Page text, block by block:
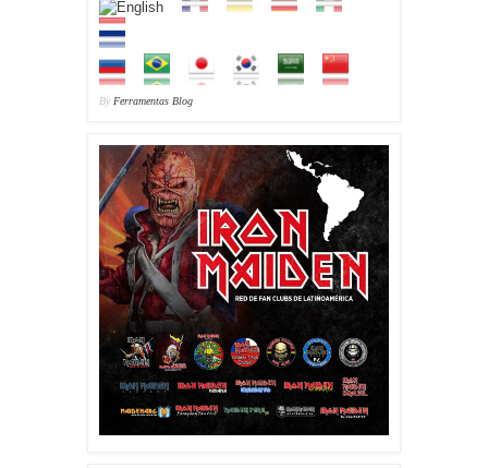
By Ferramentas Blog